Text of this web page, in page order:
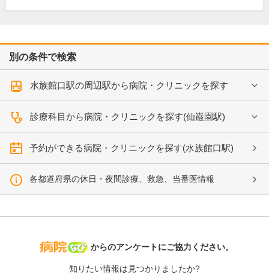
別の条件で検索
水族館口駅の周辺駅から病院・クリニックを探す
診療科目から病院・クリニックを探す(仙巌園駅)
予約ができる病院・クリニックを探す(水族館口駅)
各都道府県の休日・夜間診療、救急、当番医情報
病院なび
からのアンケートにご協力ください。
知りたい情報は見つかりましたか?